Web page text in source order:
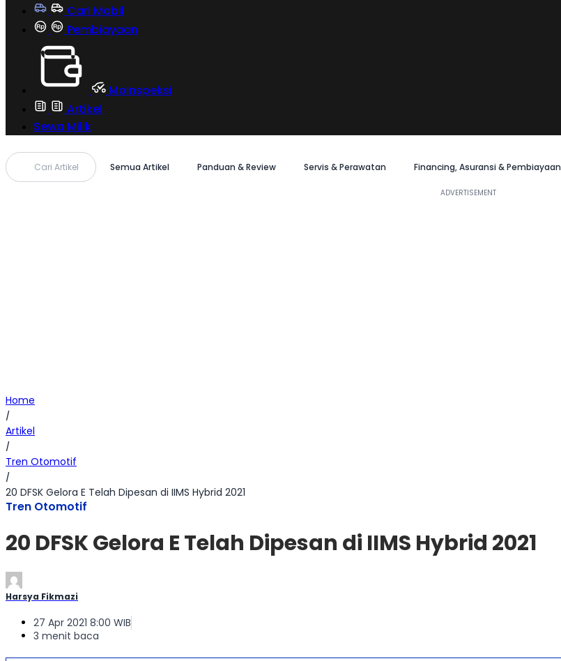
Cari Mobil
Pembiayaan
MoInspeksi
Artikel
Sewa Milik
Cari Artikel Semua Artikel Panduan & Review Servis & Perawatan Financing, Asuransi & Pembiayaan
Home
/
Artikel
/
Tren Otomotif
/
20 DFSK Gelora E Telah Dipesan di IIMS Hybrid 2021
Tren Otomotif
20 DFSK Gelora E Telah Dipesan di IIMS Hybrid 2021
Harsya Fikmazi
27 Apr 2021 8:00 WIB
3 menit baca